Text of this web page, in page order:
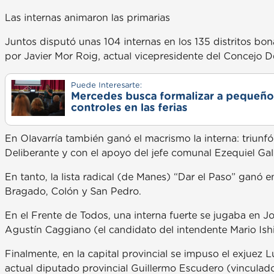
Las internas animaron las primarias
Juntos disputó unas 104 internas en los 135 distritos
por Javier Mor Roig, actual vicepresidente del Concejo
Puede Interesarte:
Mercedes busca formalizar a
controles en las ferias
En Olavarría también ganó el macrismo la interna:
Deliberante y con el apoyo del jefe comunal Ezequiel
En tanto, la lista radical (de Manes) “Dar el Paso” ganó
Bragado, Colón y San Pedro.
En el Frente de Todos, una interna fuerte se jugaba en
Agustín Caggiano (el candidato del intendente Mario
Finalmente, en la capital provincial se impuso el exjuez
actual diputado provincial Guillermo Escudero